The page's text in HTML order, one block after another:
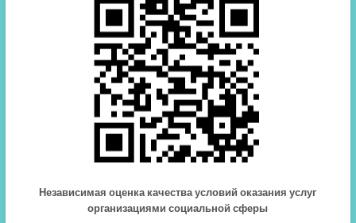
Независимая оценка качества условий оказания услуг
организациями социальной сферы